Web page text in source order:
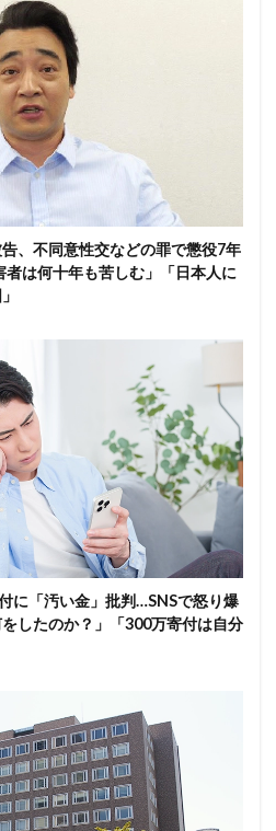
、不同意性交などの罪で懲役7年
は何十年も苦しむ」「日本人に
に「汚い金」批判…SNSで怒り爆
したのか？」「300万寄付は自分